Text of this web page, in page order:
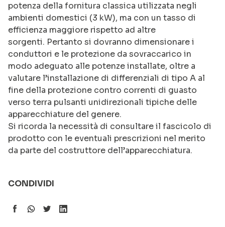
potenza della fornitura classica utilizzata negli
ambienti domestici (3 kW), ma con un tasso di
efficienza maggiore rispetto ad altre
sorgenti. Pertanto si dovranno dimensionare i
conduttori e le protezione da sovraccarico in
modo adeguato alle potenze installate, oltre a
valutare l’installazione di differenziali di tipo A al
fine della protezione contro correnti di guasto
verso terra pulsanti unidirezionali tipiche delle
apparecchiature del genere.
Si ricorda la necessità di consultare il fascicolo di
prodotto con le eventuali prescrizioni nel merito
da parte del costruttore dell’apparecchiatura.
CONDIVIDI